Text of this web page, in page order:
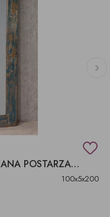
LUSTRO CIEKAWA RAMA DREWNIANA POSTARZANA NIEBIESKA
100x5x200